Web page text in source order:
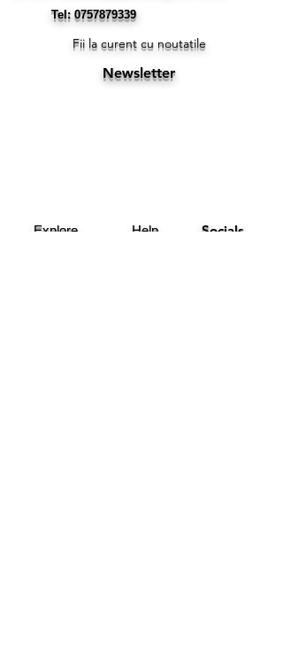
Tel: 0757879339
Fii la curent cu noutatile
Newsletter
Explore Help Socials